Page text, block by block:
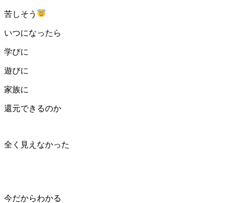
苦しそう
いつになったら
学びに
遊びに
家族に
還元できるのか
全く見えなかった
今だからわかる